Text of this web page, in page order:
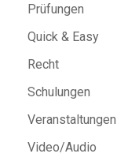
Prüfungen
Quick & Easy
Recht
Schulungen
Veranstaltungen
Video/Audio